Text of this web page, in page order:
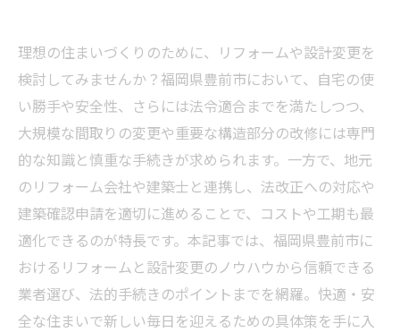
理想の住まいづくりのために、リフォームや設計変更を
検討してみませんか？福岡県豊前市において、自宅の使
い勝手や安全性、さらには法令適合までを満たしつつ、
大規模な間取りの変更や重要な構造部分の改修には専門
的な知識と慎重な手続きが求められます。一方で、地元
のリフォーム会社や建築士と連携し、法改正への対応や
建築確認申請を適切に進めることで、コストや工期も最
適化できるのが特長です。本記事では、福岡県豊前市に
おけるリフォームと設計変更のノウハウから信頼できる
業者選び、法的手続きのポイントまでを網羅。快適・安
全な住まいで新しい毎日を迎えるための具体策を手に入